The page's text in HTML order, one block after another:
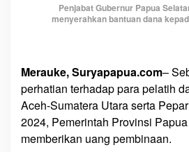
a
r
s
T
e
r
m
Penjabat Gubernur Papua
menyerahkan bantuan dana
Merauke, Suryapapua.com–
perhatian terhadap para pelatih
Aceh-Sumatera Utara serta
2024, Pemerintah Provinsi
memberikan uang pembinaan.